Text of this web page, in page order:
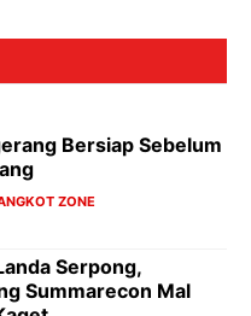
Bersiap Sebelum
ZONE
Serpong,
Summarecon Mal